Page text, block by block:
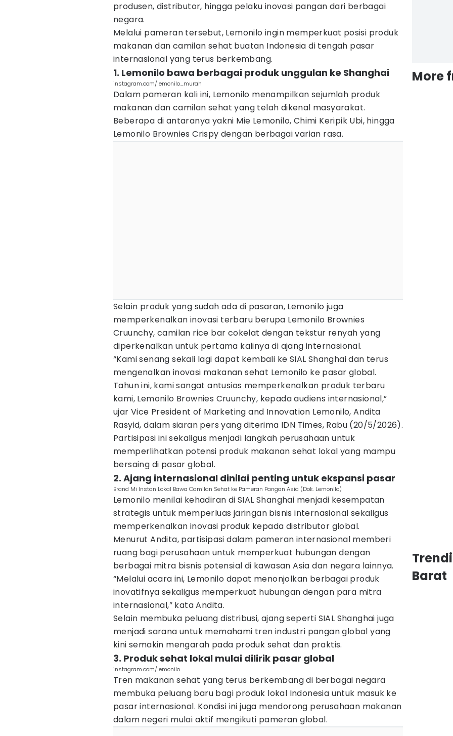
produsen, distributor, hingga pelaku inovasi pangan dari berbagai
negara.
Melalui pameran tersebut, Lemonilo ingin memperkuat posisi produk
makanan dan camilan sehat buatan Indonesia di tengah pasar
internasional yang terus berkembang.
1. Lemonilo bawa berbagai produk unggulan ke Shanghai
instagram.com/lemonilo_murah
Dalam pameran kali ini, Lemonilo menampilkan sejumlah produk
makanan dan camilan sehat yang telah dikenal masyarakat.
Beberapa di antaranya yakni Mie Lemonilo, Chimi Keripik Ubi, hingga
Lemonilo Brownies Crispy dengan berbagai varian rasa.
Selain produk yang sudah ada di pasaran, Lemonilo juga
memperkenalkan inovasi terbaru berupa Lemonilo Brownies
Cruunchy, camilan rice bar cokelat dengan tekstur renyah yang
diperkenalkan untuk pertama kalinya di ajang internasional.
“Kami senang sekali lagi dapat kembali ke SIAL Shanghai dan terus
mengenalkan inovasi makanan sehat Lemonilo ke pasar global.
Tahun ini, kami sangat antusias memperkenalkan produk terbaru
kami, Lemonilo Brownies Cruunchy, kepada audiens internasional,”
ujar Vice President of Marketing and Innovation Lemonilo, Andita
Rasyid, dalam siaran pers yang diterima IDN Times, Rabu (20/5/2026).
Partisipasi ini sekaligus menjadi langkah perusahaan untuk
memperlihatkan potensi produk makanan sehat lokal yang mampu
bersaing di pasar global.
2. Ajang internasional dinilai penting untuk ekspansi pasar
Brand Mi Instan Lokal Bawa Camilan Sehat ke Pameran Pangan Asia (Dok. Lemonilo)
Lemonilo menilai kehadiran di SIAL Shanghai menjadi kesempatan
strategis untuk memperluas jaringan bisnis internasional sekaligus
memperkenalkan inovasi produk kepada distributor global.
Menurut Andita, partisipasi dalam pameran internasional memberi
ruang bagi perusahaan untuk memperkuat hubungan dengan
berbagai mitra bisnis potensial di kawasan Asia dan negara lainnya.
“Melalui acara ini, Lemonilo dapat menonjolkan berbagai produk
inovatifnya sekaligus memperkuat hubungan dengan para mitra
internasional,” kata Andita.
Selain membuka peluang distribusi, ajang seperti SIAL Shanghai juga
menjadi sarana untuk memahami tren industri pangan global yang
kini semakin mengarah pada produk sehat dan praktis.
3. Produk sehat lokal mulai dilirik pasar global
instagram.com/lemonilo
Tren makanan sehat yang terus berkembang di berbagai negara
membuka peluang baru bagi produk lokal Indonesia untuk masuk ke
pasar internasional. Kondisi ini juga mendorong perusahaan makanan
dalam negeri mulai aktif mengikuti pameran global.
More
Barat